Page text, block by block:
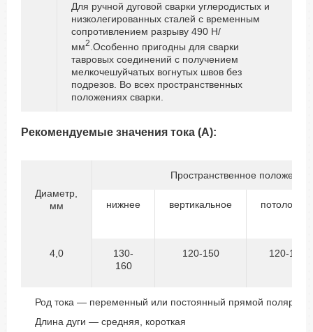
Для ручной дуговой сварки углеродистых и
низколегированных сталей с временным
сопротивлением разрыву 490 Н/
мм2 .Особенно пригодны для сварки
тавровых соединений с получением
мелкочешуйчатых вогнутых швов без
подрезов. Во всех пространственных
положениях сварки.
Рекомендуемые значения тока (А):
Диаметр,
мм
Пространственное положение
нижнее вертикальное
4,0
130-
160
120-150 120-140
Род тока — переменный или постоянный прямой
Длина дуги — средняя, короткая